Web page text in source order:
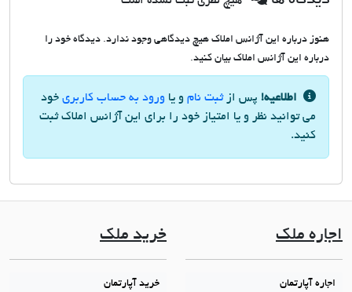
هنوز درباره این آژانس املاک هیچ دیدگاهی وجود ندارد. دیدگاه خود را
درباره این آژانس املاک بیان کنید.
اطلاعیه! پس ازثبت نام و یا ورود به حساب کاربری خود
می توانید نظر و یا امتیاز خود را برای این آژانس املاک ثبت
کنید.
اجاره ملک
اجاره آپارتمان
خرید ملک
خرید آپارتمان